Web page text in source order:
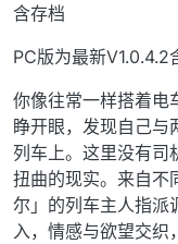
含存档
PC版为最新V1.0.4.2
你像往常一样搭着电
睁开眼，发现自己与
列车上。这里没有司
扭曲的现实。来自不
尔」的列车主人指派
入，情感与欲望交